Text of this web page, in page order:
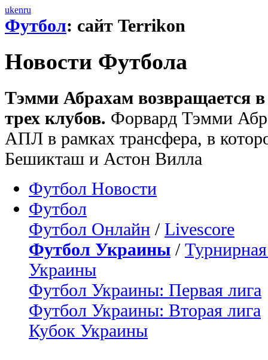
ukenru
Футбол: сайт Terrikon
Новости Футбола
Тэмми Абрахам возвращается
трех клубов. Форвард Тэмми
АПЛ в рамках трансфера, в
Бешикташ и Астон Вилла
Футбол Новости
Футбол
Футбол Онлайн / Livescore
Футбол Украины /
Украины
Футбол Украины: Первая лига
Футбол Украины: Вторая лига
Кубок Украины